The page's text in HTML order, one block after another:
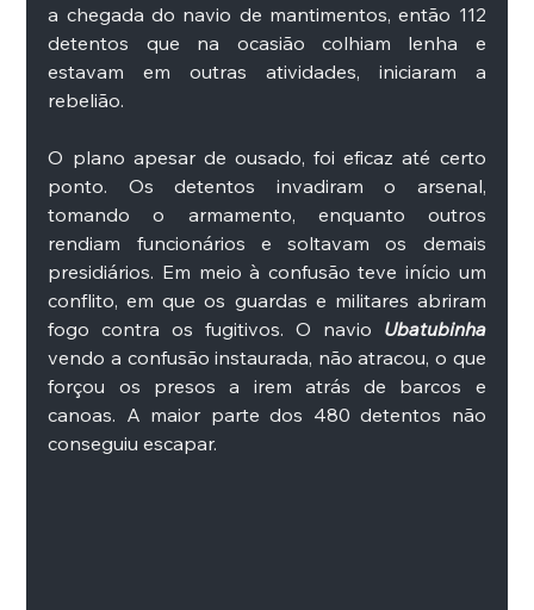
a chegada do navio de mantimentos, então 112
detentos que na ocasião colhiam lenha e
estavam em outras atividades, iniciaram a
rebelião.
O plano apesar de ousado, foi eficaz até certo
ponto. Os detentos invadiram o arsenal,
tomando o armamento, enquanto outros
rendiam funcionários e soltavam os demais
presidiários. Em meio à confusão teve início um
conflito, em que os guardas e militares abriram
fogo contra os fugitivos. O navio
Ubatubinha
vendo a confusão instaurada, não atracou, o que
forçou os presos a irem atrás de barcos e
canoas. A maior parte dos 480 detentos não
conseguiu escapar.